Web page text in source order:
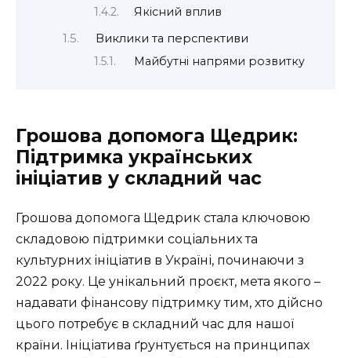
Якісний вплив
Виклики та перспективи
Майбутні напрями розвитку
Грошова допомога Щедрик:
Підтримка українських
ініціатив у складний час
Грошова допомога Щедрик стала ключовою
складовою підтримки соціальних та
культурних ініціатив в Україні, починаючи з
2022 року. Це унікальний проєкт, мета якого –
надавати фінансову підтримку тим, хто дійсно
цього потребує в складний час для нашої
країни. Ініціатива ґрунтується на принципах